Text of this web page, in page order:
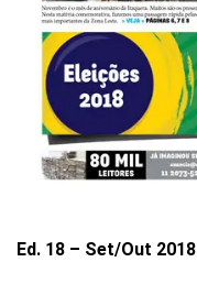
Ed. 18 – Set/Out 2018